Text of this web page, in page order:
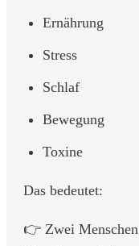
Ernährung
Stress
Schlaf
Bewegung
Toxine
Das bedeutet:
👉 Zwei